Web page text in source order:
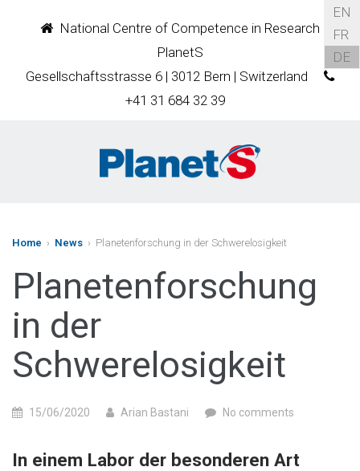
National Centre of Competence in Research
PlanetS
Gesellschaftsstrasse 6 | 3012 Bern | Switzerland
+41 31 684 32 39
EN
FR
DE
Home › News › Planetenforschung in der Schwerelosigkeit
Planetenforschung
in der
Schwerelosigkeit
15/06/2020 Arian Bastani No comments
In einem Labor der besonderen Art